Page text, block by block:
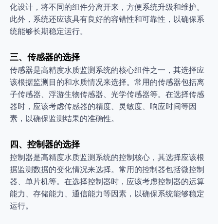
化设计，将不同的组件分离开来，方便系统升级和维护。
此外，系统还应该具有良好的容错性和可靠性，以确保系
统能够长期稳定运行。
三、传感器的选择
传感器是高精度水质监测系统的核心组件之一，其选择应
该根据监测目的和水质情况来选择。常用的传感器包括离
子传感器、浮游生物传感器、光学传感器等。在选择传感
器时，应该考虑传感器的精度、灵敏度、响应时间等因
素，以确保监测结果的准确性。
四、控制器的选择
控制器是高精度水质监测系统的控制核心，其选择应该根
据监测数据的变化情况来选择。常用的控制器包括微控制
器、单片机等。在选择控制器时，应该考虑控制器的运算
能力、存储能力、通信能力等因素，以确保系统能够稳定
运行。